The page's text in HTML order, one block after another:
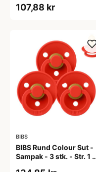
107,88 kr
BIBS
BIBS Rund Colour Sut -
Sampak - 3 stk. - Str. 1 -